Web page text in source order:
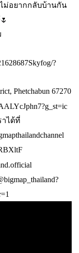
ไม่อยากกลับบ้านกัน
?
Phetchabun 67270
าได้ที่